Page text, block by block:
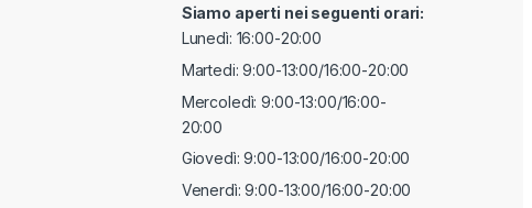
Siamo aperti nei seguenti orari:
Lunedì: 16:00-20:00
Martedi: 9:00-13:00/16:00-20:00
Mercoledì: 9:00-13:00/16:00-
20:00
Giovedì: 9:00-13:00/16:00-20:00
Venerdì: 9:00-13:00/16:00-20:00